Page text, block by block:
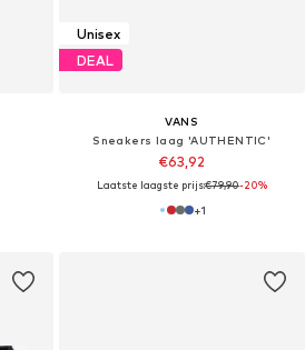
Unisex
DEAL
VANS
Sneakers laag 'AUTHENTIC'
€63,92
Laatste laagste prijs:€79,90-20%
+1